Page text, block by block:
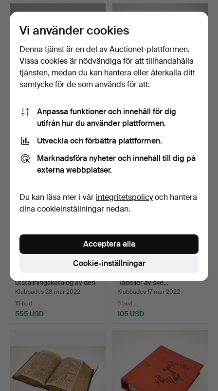
Henry Mayhew, blandat
antal bundna nummer …
Klubbades 16 nov 2022
1 bud
M/M. Inbunden med tio
böcker, 'Stanley Kub…
Klubbades 8 jul 2022
6 bud
utställningskatalog av den
…
Klubbades 28 mar 2022
15 bud
555 USD
'Tabeller av ske…
Klubbades 17 mar 2022
5 bud
105 USD
Vi använder cookies
Denna tjänst är en del av Auctionet-plattformen.
Vissa cookies är nödvändiga för att tillhandahålla
tjänsten, medan du kan hantera eller återkalla ditt
samtycke för de som används för att:
Anpassa funktioner och innehåll för dig
utifrån hur du använder plattformen.
Utveckla och förbättra plattformen.
Marknadsföra nyheter och innehåll till dig på
externa webbplatser.
Du kan läsa mer i vår integritetspolicyoch hantera
dina cookieinställningar nedan.
Cookie-inställningar
Acceptera alla